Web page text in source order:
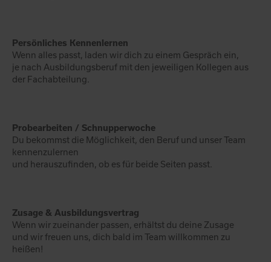
Persönliches Kennenlernen
Wenn alles passt, laden wir dich zu einem Gespräch ein,
je nach Ausbildungsberuf mit den jeweiligen Kollegen aus
der Fachabteilung.
Probearbeiten / Schnupperwoche
Du bekommst die Möglichkeit, den Beruf und unser Team
kennenzulernen
und herauszufinden, ob es für beide Seiten passt.
Zusage & Ausbildungsvertrag
Wenn wir zueinander passen, erhältst du deine Zusage
und wir freuen uns, dich bald im Team willkommen zu
heißen!